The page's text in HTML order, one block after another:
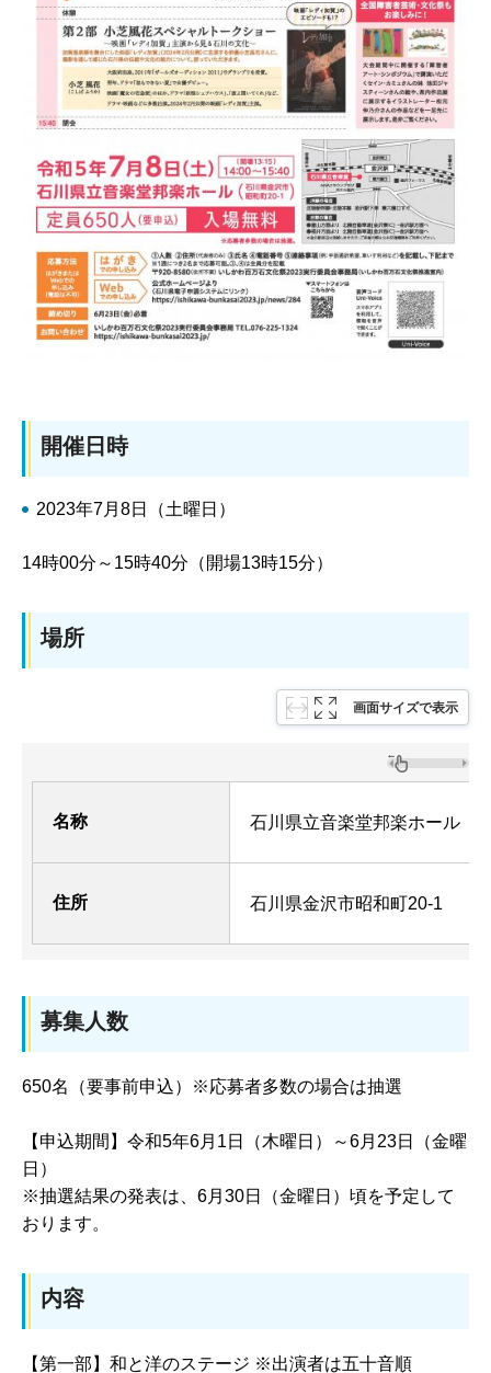
開催日時
2023年7月8日（土曜日）
14時00分～15時40分（開場13時15分）
場所
画面サイズで表示
名称 石川県立音楽堂邦楽ホール
住所 石川県金沢市昭和町20-1
募集人数
650名（要事前申込）※応募者多数の場合は抽選
【申込期間】令和5年6月1日（木曜日）～6月23日（金曜
日）
※抽選結果の発表は、6月30日（金曜日）頃を予定して
おります。
内容
【第一部】和と洋のステージ ※出演者は五十音順